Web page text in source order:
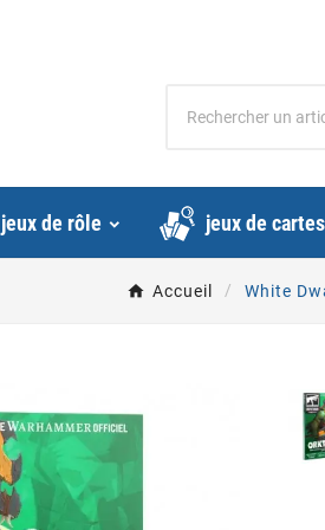
jeux de rôle jeux de cartes
Accueil White